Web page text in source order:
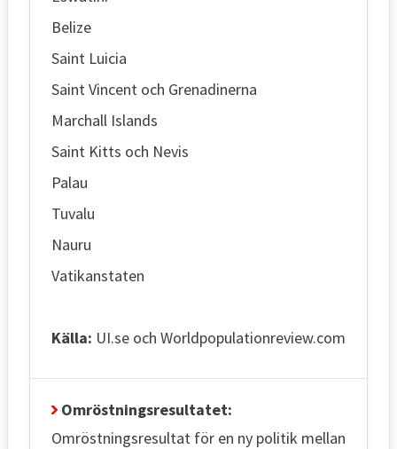
Belize
Saint Luicia
Saint Vincent och Grenadinerna
Marchall Islands
Saint Kitts och Nevis
Palau
Tuvalu
Nauru
Vatikanstaten
Källa: UI.se och Worldpopulationreview.com
Omröstningsresultatet:
Omröstningsresultat för en ny politik mellan